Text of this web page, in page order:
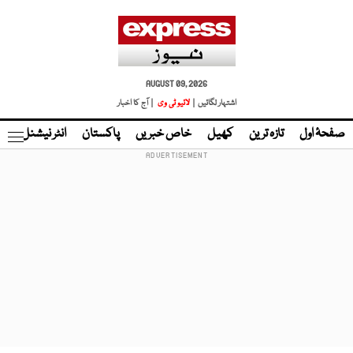
AUGUST 09, 2026
اشتہار لگائیں |
لائیو ٹی وی | آج کا اخبار
صفحۂ اول تازہ ترین کھیل خاص خبریں پاکستان انٹر نیشنل